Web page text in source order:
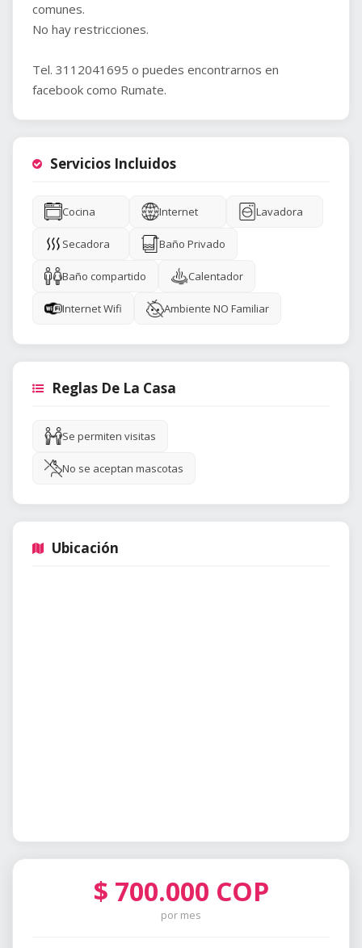
comunes.
No hay restricciones.
Tel. 3112041695 o puedes encontrarnos en
facebook como Rumate.
Servicios Incluidos
Cocina Internet Lavadora
Secadora Baño Privado
Baño compartido Calentador
Internet Wifi Ambiente NO Familiar
Reglas De La Casa
Se permiten visitas
No se aceptan mascotas
Ubicación
$ 700.000 COP
por mes